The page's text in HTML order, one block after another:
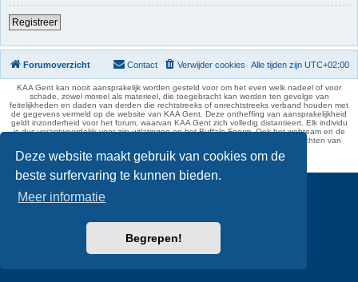
Deze website maakt gebruik van cookies om de
beste surfervaring te kunnen bieden.
Meer informatie
Begrepen!
Registreer
Forumoverzicht Alle tijden zijn UTC+02:00
Verwijder cookies
Contact
KAA Gent kan nooit aansprakelijk worden gesteld voor om het even welk nadeel of voor
schade, zowel moreel als materieel, die toegebracht kan worden ten gevolge van
feitelijkheden en daden van derden die rechtstreeks of onrechtstreeks verband houden met
de gegevens vermeld op de website van KAA Gent. Deze ontheffing van aansprakelijkheid
geldt inzonderheid voor het forum, waarvan KAA Gent zich volledig distantieert. Elk individu
is dus verantwoordelijk voor zijn uitlatingen op het Buffalo Forum. Ook het webteam en de
moderators kunnen niet aansprakelijk gesteld worden voor de inhoud van berichten van
phpBB Two Factor Authentication ©paul999